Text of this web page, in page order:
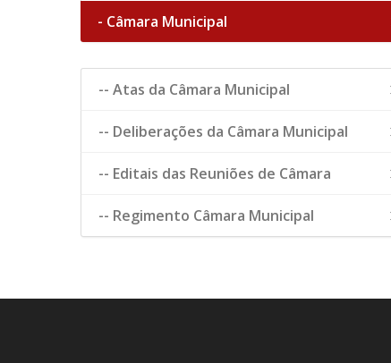
- Câmara Municipal
-- Atas da Câmara Municipal
-- Deliberações da Câmara Municipal
-- Editais das Reuniões de Câmara
-- Regimento Câmara Municipal